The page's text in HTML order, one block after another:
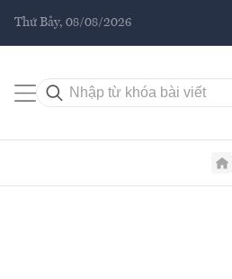
Thứ Bảy, 08/08/2026